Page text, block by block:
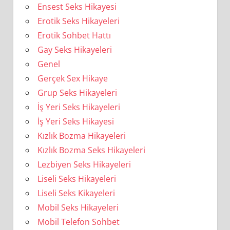
Ensest Seks Hikayesi
Erotik Seks Hikayeleri
Erotik Sohbet Hattı
Gay Seks Hikayeleri
Genel
Gerçek Sex Hikaye
Grup Seks Hikayeleri
İş Yeri Seks Hikayeleri
İş Yeri Seks Hikayesi
Kızlık Bozma Hikayeleri
Kızlık Bozma Seks Hikayeleri
Lezbiyen Seks Hikayeleri
Liseli Seks Hikayeleri
Liseli Seks Kikayeleri
Mobil Seks Hikayeleri
Mobil Telefon Sohbet